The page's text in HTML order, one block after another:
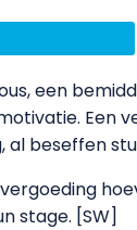
een
Een
al beseffen
stage. [SW]